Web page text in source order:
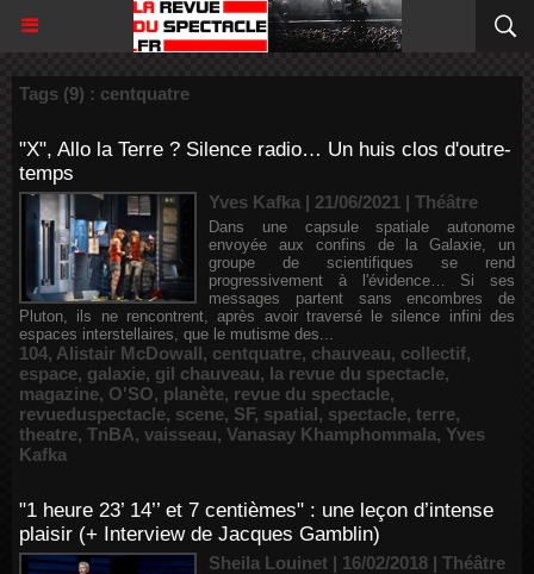
Tags (9) : centquatre
"X", Allo la Terre ? Silence radio… Un huis clos d'outre-
temps
Yves Kafka | 21/06/2021 | Théâtre
Dans une capsule spatiale autonome
envoyée aux confins de la Galaxie, un
groupe de scientifiques se rend
progressivement à l'évidence… Si ses
messages partent sans encombres de
Pluton, ils ne rencontrent, après avoir traversé le silence infini des
espaces interstellaires, que le mutisme des...
104, Alistair McDowall, centquatre, chauveau, collectif,
espace, galaxie, gil chauveau, la revue du spectacle,
magazine, O'SO, planète, revue du spectacle,
revueduspectacle, scene, SF, spatial, spectacle, terre,
theatre, TnBA, vaisseau, Vanasay Khamphommala, Yves
Kafka
"1 heure 23’ 14’’ et 7 centièmes" : une leçon d’intense
plaisir (+ Interview de Jacques Gamblin)
Sheila Louinet | 16/02/2018 | Théâtre